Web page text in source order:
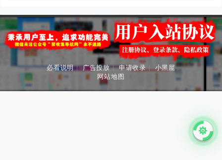
必看说明 | 广告投放 | 申请收录 | 小黑屋
网站地图